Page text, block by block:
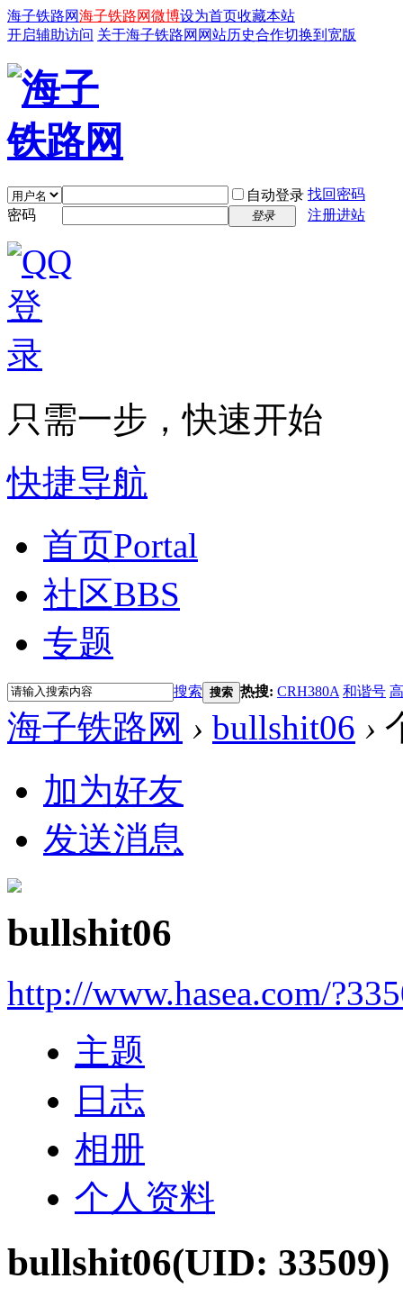
海子铁路网海子铁路网微博设为首页收藏本站
开启辅助访问 关于海子铁路网 网站历史合作切换到宽版
自动登录 找回密码
密码
登录 注册进站
只需一步，快速开始
快捷导航
首页Portal
社区BBS
专题
搜索 搜索 热搜: CRH380A 和谐号
海子铁路网 › bullshit06 ›
加为好友
发送消息
bullshit06
http://www.hasea.com/
主题
日志
相册
个人资料
bullshit06(UID: 33509)